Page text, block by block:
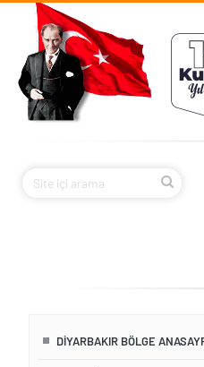
Ana içeriğe atla
DIYARBAKIR BÖLGE